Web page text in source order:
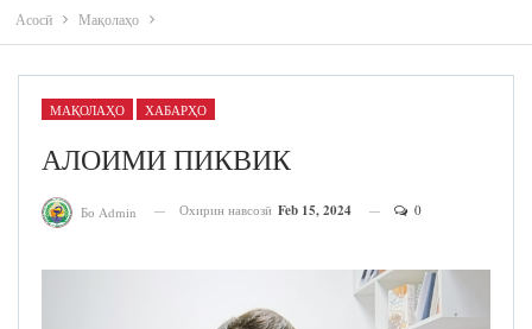
Асосӣ Мақолаҳо
МАҚОЛАҲО ХАБАРҲО
АЛОИМИ ПИКВИК
Бо Admin Охирин навсозӣ Feb 15, 2024 0